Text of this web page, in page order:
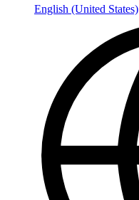
English (United States)